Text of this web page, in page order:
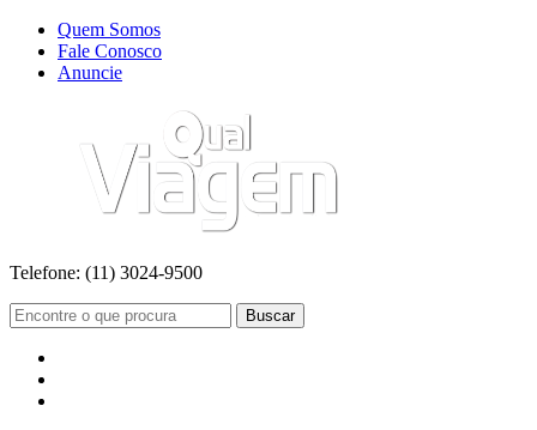
Quem Somos
Fale Conosco
Anuncie
Telefone: (11) 3024-9500
Buscar